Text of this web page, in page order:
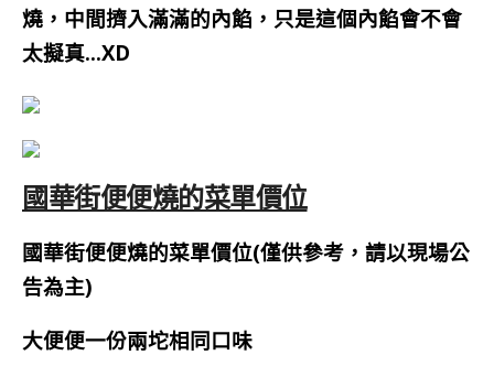
燒，中間擠入滿滿的內餡，只是這個內餡會不會
太擬真…XD
國華街便便燒的菜單價位
國華街便便燒的菜單價位(僅供參考，請以現場公
告為主)
大便便一份兩坨相同口味